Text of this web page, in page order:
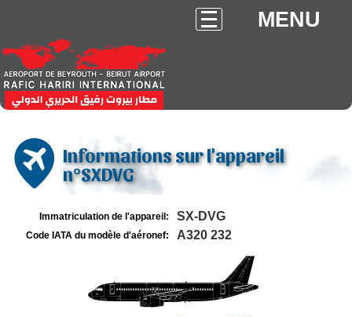
MENU
Informations sur l'appareil
n°SXDVG
Immatriculation de l'appareil: SX-DVG
Code IATA du modèle d'aéronef: A320 232